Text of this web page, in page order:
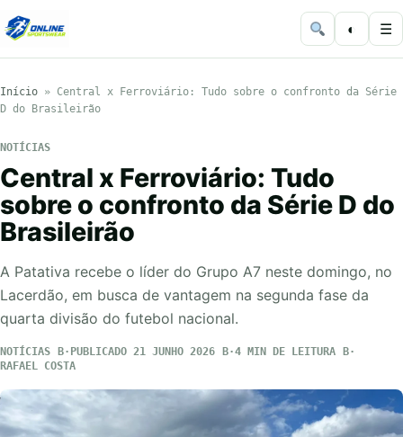
◐ ☰
Início » Central x Ferroviário: Tudo sobre o confronto da Série
D do Brasileirão
NOTÍCIAS
Central x Ferroviário: Tudo
sobre o confronto da Série D do
Brasileirão
A Patativa recebe o líder do Grupo A7 neste domingo, no
Lacerdão, em busca de vantagem na segunda fase da
quarta divisão do futebol nacional.
NOTÍCIAS PUBLICADO 21 JUNHO 2026
4 MIN DE LEITURA
RAFAEL COSTA